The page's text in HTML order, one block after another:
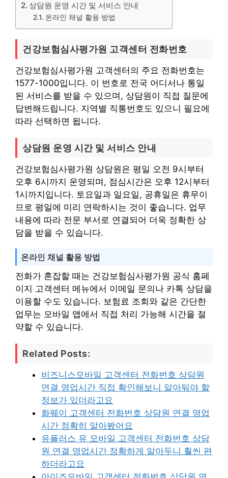
상담원 운영 시간 및 서비스 안내
온라인 채널 활용 방법
건강보험심사평가원 고객센터 전화번호
건강보험심사평가원 고객센터의 주요 전화번호는
1577-1000입니다. 이 번호로 전국 어디서나 통일
된 서비스를 받을 수 있으며, 상담원이 직접 질문에
답변해드립니다. 지역별 직통번호도 있으니 필요에
따라 선택하면 됩니다.
상담원 운영 시간 및 서비스 안내
건강보험심사평가원 상담원은 평일 오전 9시부터
오후 6시까지 운영되며, 점심시간은 오후 12시부터
1시까지입니다. 토요일과 일요일, 공휴일은 휴무이
므로 평일에 미리 연락하시는 것이 좋습니다. 업무
내용에 따라 전문 부서로 연결되어 더욱 정확한 상
담을 받을 수 있습니다.
온라인 채널 활용 방법
전화가 혼잡할 때는 건강보험심사평가원 공식 홈페
이지 고객센터 메뉴에서 이메일 문의나 카톡 상담을
이용할 수도 있습니다. 보험료 조회와 같은 간단한
업무는 모바일 앱에서 직접 처리 가능해 시간을 절
약할 수 있습니다.
Related Posts:
비즈니스모바일 고객센터 전화번호 상담원
연결 영업시간 직접 확인해보니 알아둬야 할
정보가 있더라고요
화웨이 고객센터 전화번호 상담원 연결 영업
시간 정확히 알아봤어요
유플러스 유 모바일 고객센터 전화번호 상담
원 연결 영업시간 정확하게 알아두니 훨씬 편
하더라고요